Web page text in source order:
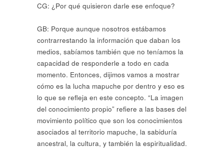
CG: ¿Por qué quisieron darle ese enfoque?
GB: Porque aunque nosotros estábamos
contrarrestando la información que daban los
medios, sabíamos también que no teníamos la
capacidad de responderle a todo en cada
momento. Entonces, dijimos vamos a mostrar
cómo es la lucha mapuche por dentro y eso es
lo que se refleja en este concepto. “La imagen
del conocimiento propio” refiere a las bases del
movimiento político que son los conocimientos
asociados al territorio mapuche, la sabiduría
ancestral, la cultura, y también la espiritualidad.